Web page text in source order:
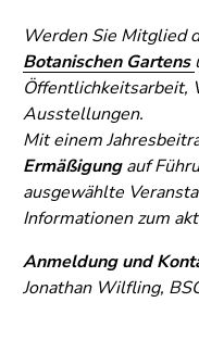
Werden Sie Mitglied
Botanischen Gartens
Öffentlichkeitsarbeit,
Ausstellungen.
Mit einem
Ermäßigungauf
ausgewählte
Informationen zum
Anmeldung und
Jonathan Wilfling,